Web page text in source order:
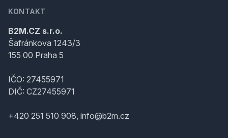
KONTAKT
B2M.CZ s.r.o.
Šafránkova 1243/3
155 00 Praha 5
IČO: 27455971
DIČ: CZ27455971
+420 251 510 908, info@b2m.cz